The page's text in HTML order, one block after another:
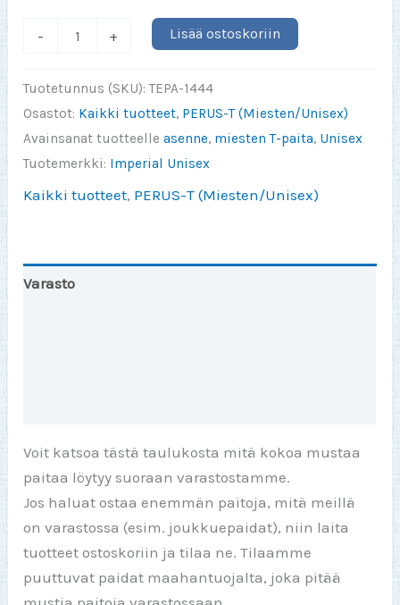
- + Lisää ostoskoriin
Tuotetunnus (SKU):TEPA-1444
Osastot: Kaikki tuotteet, PERUS-T (Miesten/Unisex)
Avainsanat tuotteelleasenne, miesten T-paita, Unisex
Tuotemerkki: Imperial Unisex
Kaikki tuotteet, PERUS-T (Miesten/Unisex)
Varasto
Voit katsoa tästä taulukosta mitä kokoa mustaa
paitaa löytyy suoraan varastostamme.
Jos haluat ostaa enemmän paitoja, mitä meillä
on varastossa (esim. joukkuepaidat), niin laita
tuotteet ostoskoriin ja tilaa ne. Tilaamme
puuttuvat paidat maahantuojalta, joka pitää